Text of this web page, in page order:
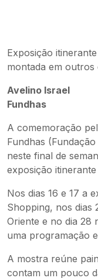
Exposição
montada em outros
Avelino Israel
Fundhas
A comemoração
Fundhas
neste final de
exposição
Nos dias 16 e 17 a
Shopping, nos dias
Oriente e no dia 28
uma programação
A mostra reúne
contam um pouco